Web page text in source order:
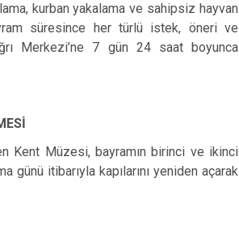
kurban yakalama ve sahipsiz hayvan
süresince her türlü istek, öneri ve
Merkezi’ne 7 gün 24 saat boyunca
Kent Müzesi, bayramın birinci ve ikinci
günü itibarıyla kapılarını yeniden açarak